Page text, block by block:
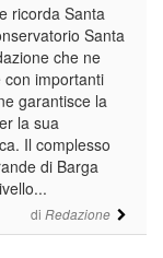
di Redazione
ricorda Santa
Santa
che ne
importanti
garantisce la
la sua
Il complesso
di Barga